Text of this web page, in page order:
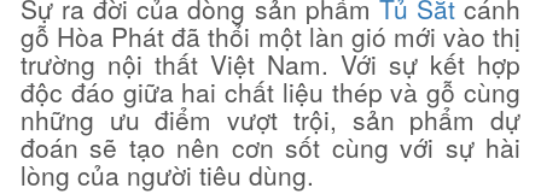
Sự ra đời của dòng sản phẩm Tủ Sắtcánh
gỗ Hòa Phát đã thổi một làn gió mới vào thị
trường nội thất Việt Nam. Với sự kết hợp
độc đáo giữa hai chất liệu thép và gỗ cùng
những ưu điểm vượt trội, sản phẩm dự
đoán sẽ tạo nên cơn sốt cùng với sự hài
lòng của người tiêu dùng.